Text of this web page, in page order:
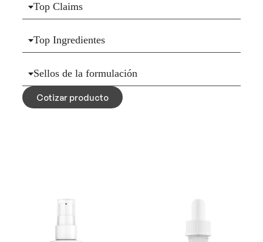
Top Claims
Top Ingredientes
Sellos de la formulación
Cotizar producto